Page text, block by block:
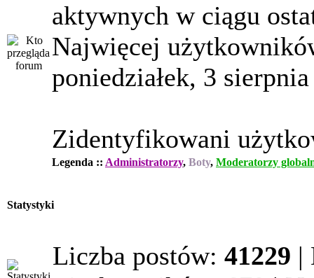
aktywnych w ciągu
Najwięcej
poniedziałek, 3
Zidentyfikowani
Legenda :: Administratorzy, Boty, Moderatorzy
Statystyki
Liczba postów: 41229 |